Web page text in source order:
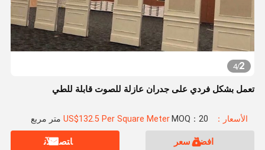
2
/
4
تعمل بشكل فردي على جدران عازلة للصوت قابلة للطي
الأسعار：US$132.5 Per Square Meter MOQ：20 متر مربع
افضل سعر ﺎﺘﺼﻟ ﺍﻶﻧ